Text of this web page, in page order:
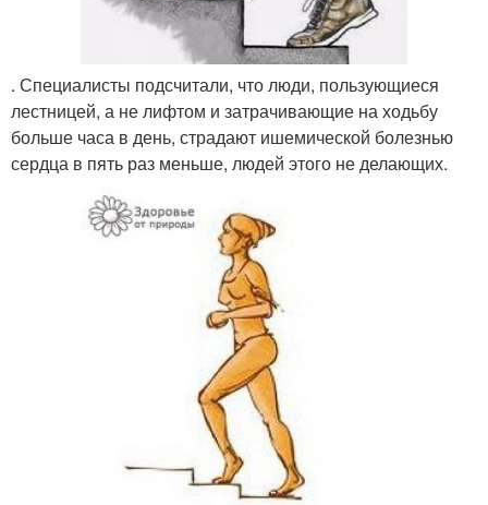
. Специалисты подсчитали, что люди, пользующиеся
лестницей, а не лифтом и затрачивающие на ходьбу
больше часа в день, страдают ишемической болезнью
сердца в пять раз меньше, людей этого не делающих.